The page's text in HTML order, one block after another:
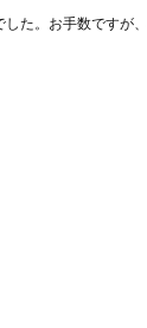
た。お手数ですが